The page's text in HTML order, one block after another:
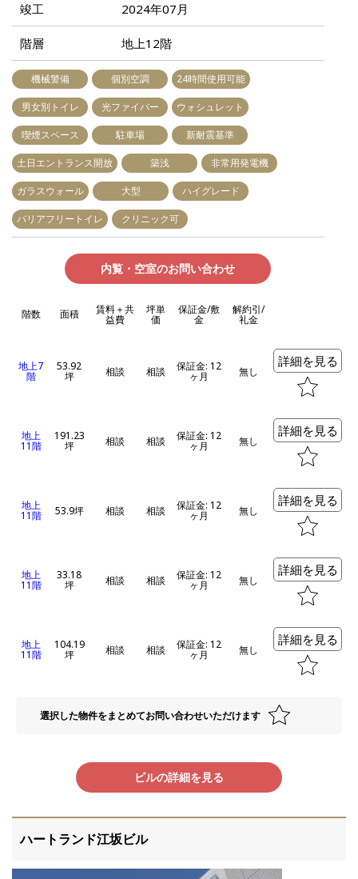
竣工 2024年07月
階層 地上12階
機械警備 個別空調 24時間使用可能
男女別トイレ 光ファイバー ウォシュレット
喫煙スペース 駐車場 新耐震基準
土日エントランス開放 築浅 非常用発電機
ガラスウォール 大型 ハイグレード
バリアフリートイレ クリニック可
内覧・空室のお問い合わせ
階数 面積 賃料＋共
益費
坪単
価
保証金/敷
金
解約引/
礼金
地上7
階
53.92
坪 相談 相談 保証金: 12
ヶ月 無し
詳細を見る
地上
11階
191.23
坪 相談 相談 保証金: 12
ヶ月 無し
詳細を見る
地上
11階 53.9坪 相談 相談 保証金: 12
ヶ月 無し
詳細を見る
地上
11階
33.18
坪 相談 相談 保証金: 12
ヶ月 無し
詳細を見る
地上
11階
104.19
坪 相談 相談 保証金: 12
ヶ月 無し
詳細を見る
選択した物件をまとめてお問い合わせいただけます
ビルの詳細を見る
ハートランド江坂ビル